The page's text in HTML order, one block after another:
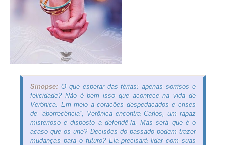
Sinopse: O que esperar das férias: apenas sorrisos e
felicidade? Não é bem isso que acontece na vida de
Verônica. Em meio a corações despedaçados e crises
de “aborrecência”, Verônica encontra Carlos, um rapaz
misterioso e disposto a defendê-la. Mas será que é o
acaso que os une? Decisões do passado podem trazer
mudanças para o futuro? Ela precisará lidar com suas